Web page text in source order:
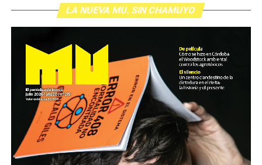
LA NUEVA MU. SIN CHAMUYO